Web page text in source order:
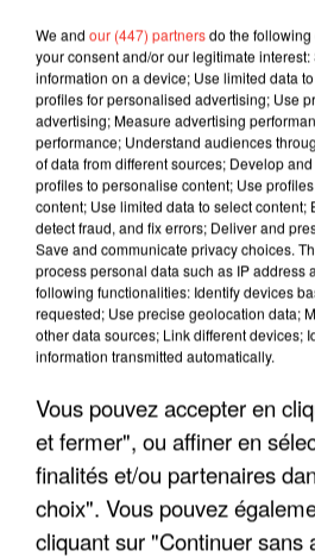
LES INTERVIEWS
FRANCE
"JE SUIS À
We and our (447) partnersdo the
your consent and/or our legitimate
information on a device; Use limited data
profiles for personalised advertising; Use
advertising; Measure advertising
performance; Understand audiences
of data from different sources; Develop
profiles to personalise content; Use
content; Use limited data to select content;
detect fraud, and fix errors; Deliver and
Save and communicate privacy choices.
process personal data such as IP address
following functionalities: Identify devices
requested; Use precise geolocation data;
other data sources; Link different devices;
information transmitted automatically.
Vous pouvez accepter en
et fermer", ou affiner en
finalités et/ou partenaires
choix". Vous pouvez
cliquant sur "Continuer sans